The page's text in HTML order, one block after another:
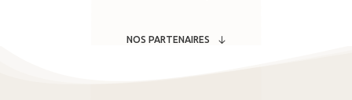
NOS PARTENAIRES